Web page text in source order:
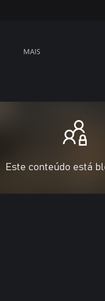
MAIS
Este conteúdo está